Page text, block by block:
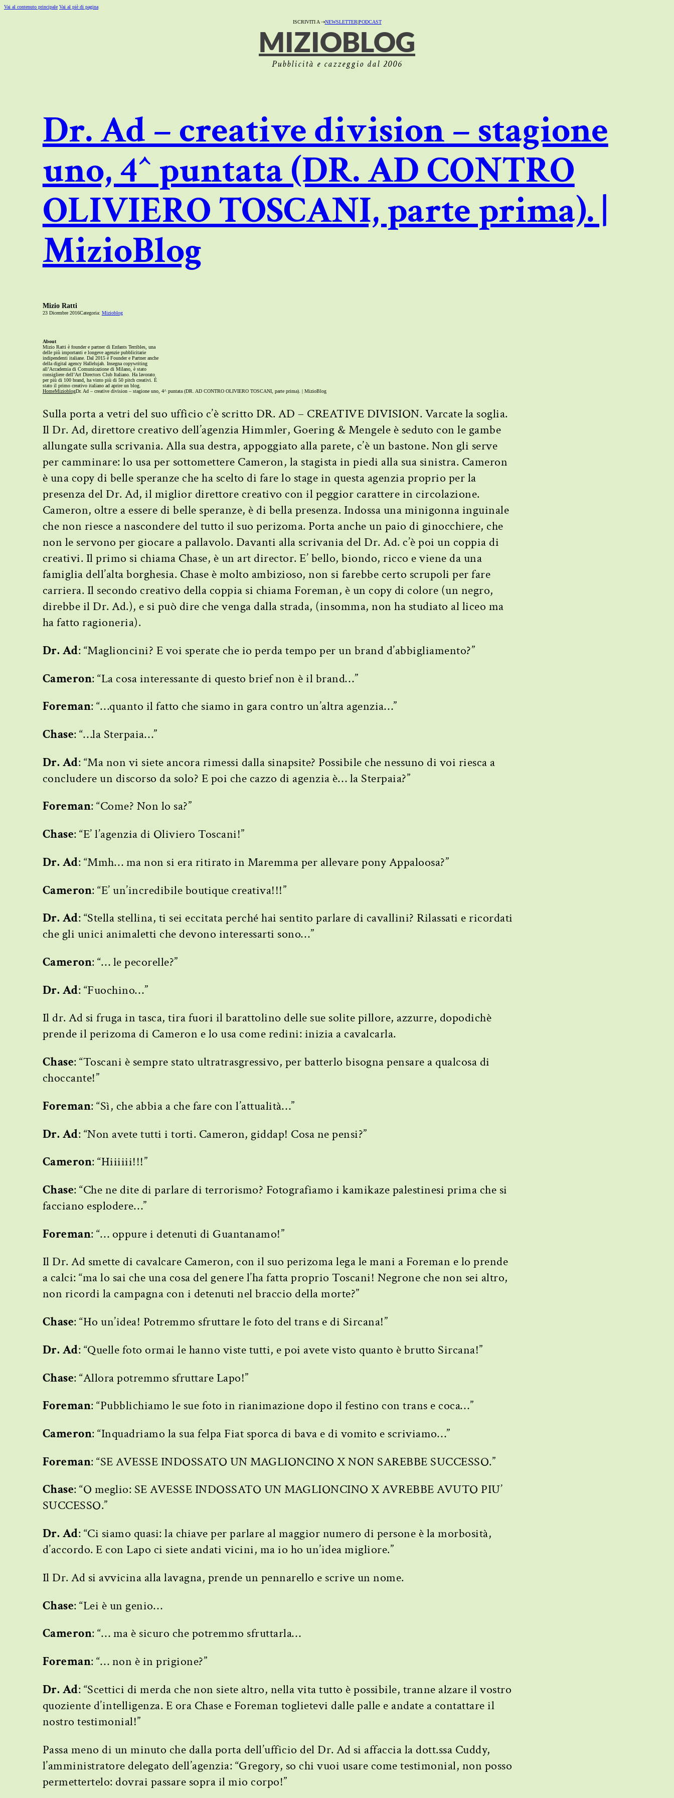
Vai al contenuto principale Vai al piè di pagina
ISCRIVITI A ⇢NEWSLETTER|PODCAST
MIZIOBLOG
Pubblicità e cazzeggio dal 2006
Dr. Ad – creative division – stagione
uno, 4^ puntata (DR. AD CONTRO
OLIVIERO TOSCANI, parte prima). |
MizioBlog
Mizio Ratti
23 Dicembre 2016Categoria: Mizioblog
About
Mizio Ratti è founder e partner di Enfants Terribles, una
delle più importanti e longeve agenzie pubblicitarie
indipendenti italiane. Dal 2015 è Founder e Partner anche
della digital agency Hallelujah. Insegna copywriting
all’Accademia di Comunicazione di Milano, è stato
consigliere dell’Art Directors Club Italiano. Ha lavorato
per più di 100 brand, ha vinto più di 50 pitch creativi. È
stato il primo creativo italiano ad aprire un blog.
HomeMizioblogDr. Ad – creative division – stagione uno, 4^ puntata (DR. AD CONTRO OLIVIERO TOSCANI, parte prima). | MizioBlog
Sulla porta a vetri del suo ufficio c’è scritto DR. AD – CREATIVE DIVISION. Varcate la soglia.
Il Dr. Ad, direttore creativo dell’agenzia Himmler, Goering & Mengele è seduto con le gambe
allungate sulla scrivania. Alla sua destra, appoggiato alla parete, c’è un bastone. Non gli serve
per camminare: lo usa per sottomettere Cameron, la stagista in piedi alla sua sinistra. Cameron
è una copy di belle speranze che ha scelto di fare lo stage in questa agenzia proprio per la
presenza del Dr. Ad, il miglior direttore creativo con il peggior carattere in circolazione.
Cameron, oltre a essere di belle speranze, è di bella presenza. Indossa una minigonna inguinale
che non riesce a nascondere del tutto il suo perizoma. Porta anche un paio di ginocchiere, che
non le servono per giocare a pallavolo. Davanti alla scrivania del Dr. Ad. c’è poi un coppia di
creativi. Il primo si chiama Chase, è un art director. E’ bello, biondo, ricco e viene da una
famiglia dell’alta borghesia. Chase è molto ambizioso, non si farebbe certo scrupoli per fare
carriera. Il secondo creativo della coppia si chiama Foreman, è un copy di colore (un negro,
direbbe il Dr. Ad.), e si può dire che venga dalla strada, (insomma, non ha studiato al liceo ma
ha fatto ragioneria).
Dr. Ad: “Maglioncini? E voi sperate che io perda tempo per un brand d’abbigliamento?”
Cameron: “La cosa interessante di questo brief non è il brand…”
Foreman: “…quanto il fatto che siamo in gara contro un’altra agenzia…”
Chase: “…la Sterpaia…”
Dr. Ad: “Ma non vi siete ancora rimessi dalla sinapsite? Possibile che nessuno di voi riesca a
concludere un discorso da solo? E poi che cazzo di agenzia è… la Sterpaia?”
Foreman: “Come? Non lo sa?”
Chase: “E’ l’agenzia di Oliviero Toscani!”
Dr. Ad: “Mmh… ma non si era ritirato in Maremma per allevare pony Appaloosa?”
Cameron: “E’ un’incredibile boutique creativa!!!”
Dr. Ad: “Stella stellina, ti sei eccitata perché hai sentito parlare di cavallini? Rilassati e ricordati
che gli unici animaletti che devono interessarti sono…”
Cameron: “… le pecorelle?”
Dr. Ad: “Fuochino…”
Il dr. Ad si fruga in tasca, tira fuori il barattolino delle sue solite pillore, azzurre, dopodichè
prende il perizoma di Cameron e lo usa come redini: inizia a cavalcarla.
Chase: “Toscani è sempre stato ultratrasgressivo, per batterlo bisogna pensare a qualcosa di
choccante!”
Foreman: “Sì, che abbia a che fare con l’attualità…”
Dr. Ad: “Non avete tutti i torti. Cameron, giddap! Cosa ne pensi?”
Cameron: “Hiiiiii!!!”
Chase: “Che ne dite di parlare di terrorismo? Fotografiamo i kamikaze palestinesi prima che si
facciano esplodere…”
Foreman: “… oppure i detenuti di Guantanamo!”
Il Dr. Ad smette di cavalcare Cameron, con il suo perizoma lega le mani a Foreman e lo prende
a calci: “ma lo sai che una cosa del genere l’ha fatta proprio Toscani! Negrone che non sei altro,
non ricordi la campagna con i detenuti nel braccio della morte?”
Chase: “Ho un’idea! Potremmo sfruttare le foto del trans e di Sircana!”
Dr. Ad: “Quelle foto ormai le hanno viste tutti, e poi avete visto quanto è brutto Sircana!”
Chase: “Allora potremmo sfruttare Lapo!”
Foreman: “Pubblichiamo le sue foto in rianimazione dopo il festino con trans e coca…”
Cameron: “Inquadriamo la sua felpa Fiat sporca di bava e di vomito e scriviamo…”
Foreman: “SE AVESSE INDOSSATO UN MAGLIONCINO X NON SAREBBE SUCCESSO.”
Chase: “O meglio: SE AVESSE INDOSSATO UN MAGLIONCINO X AVREBBE AVUTO PIU’
SUCCESSO.”
Dr. Ad: “Ci siamo quasi: la chiave per parlare al maggior numero di persone è la morbosità,
d’accordo. E con Lapo ci siete andati vicini, ma io ho un’idea migliore.”
Il Dr. Ad si avvicina alla lavagna, prende un pennarello e scrive un nome.
Chase: “Lei è un genio…
Cameron: “… ma è sicuro che potremmo sfruttarla…
Foreman: “… non è in prigione?”
Dr. Ad: “Scettici di merda che non siete altro, nella vita tutto è possibile, tranne alzare il vostro
quoziente d’intelligenza. E ora Chase e Foreman toglietevi dalle palle e andate a contattare il
nostro testimonial!”
Passa meno di un minuto che dalla porta dell’ufficio del Dr. Ad si affaccia la dott.ssa Cuddy,
l’amministratore delegato dell’agenzia: “Gregory, so chi vuoi usare come testimonial, non posso
permettertelo: dovrai passare sopra il mio corpo!”